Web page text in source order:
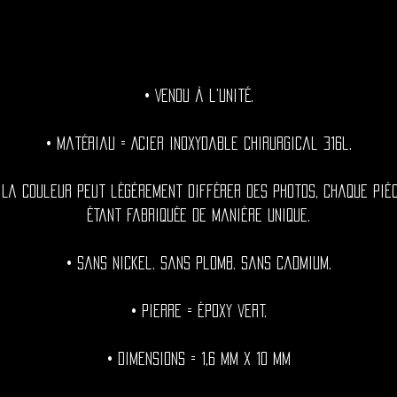
• Vendu à l'unité.
• Matériau = Acier inoxydable chirurgical 316l.
La couleur peut légèrement différer des photos, chaque
étant fabriquée de manière unique.
• Sans nickel. Sans plomb. Sans cadmium.
• Pierre = Époxy vert.
• Dimensions = 1,6 mm x 10 mm